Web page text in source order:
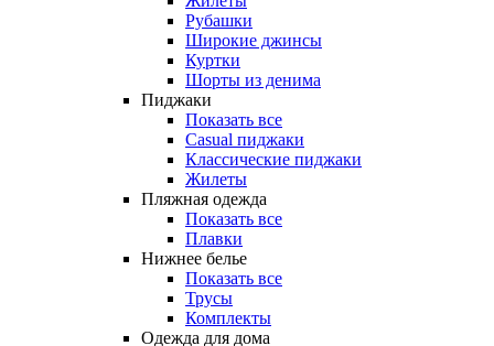
Рубашки
Широкие джинсы
Куртки
Шорты из денима
Пиджаки
Показать все
Casual пиджаки
Классические пиджаки
Жилеты
Пляжная одежда
Показать все
Плавки
Нижнее белье
Показать все
Трусы
Комплекты
Одежда для дома